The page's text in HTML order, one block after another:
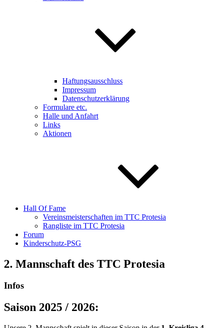
Haftungsausschluss
Impressum
Datenschutzerklärung
Formulare etc.
Halle und Anfahrt
Links
Aktionen
Hall Of Fame
Vereinsmeisterschaften im TTC Protesia
Rangliste im TTC Protesia
Forum
Kinderschutz-PSG
2. Mannschaft des TTC Protesia
Infos
Saison 2025 / 2026: